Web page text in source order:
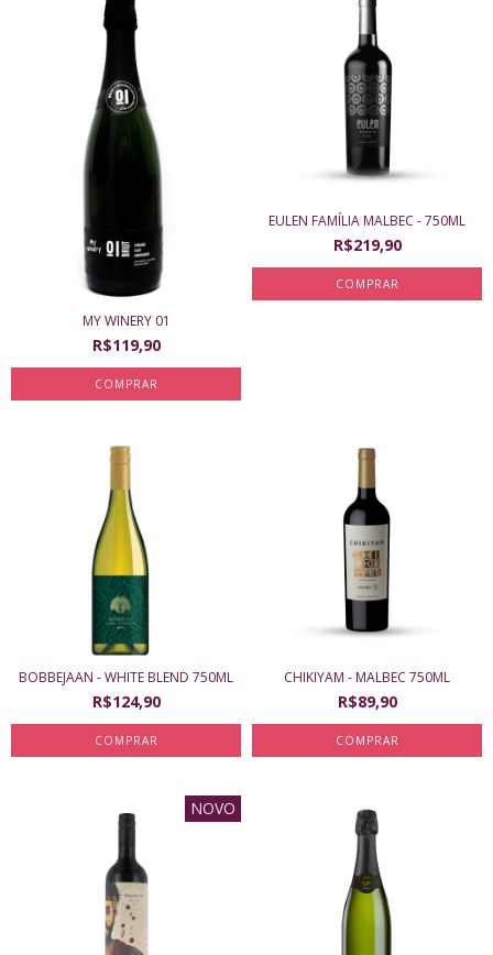
MY WINERY 01
R$119,90
EULEN FAMÍLIA MALBEC - 750ML
R$219,90
BOBBEJAAN - WHITE BLEND 750ML
R$124,90
CHIKIYAM - MALBEC 750ML
R$89,90
NOVO